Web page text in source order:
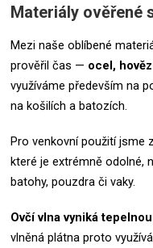
Materiály ověřené
Mezi naše oblíbené
prověřil čas — ocel,
využíváme především na
na košilích a batozích.
Pro venkovní použití jsme
které je extrémně odolné,
batohy, pouzdra či vaky.
Ovčí vlna vyniká
vlněná plátna proto